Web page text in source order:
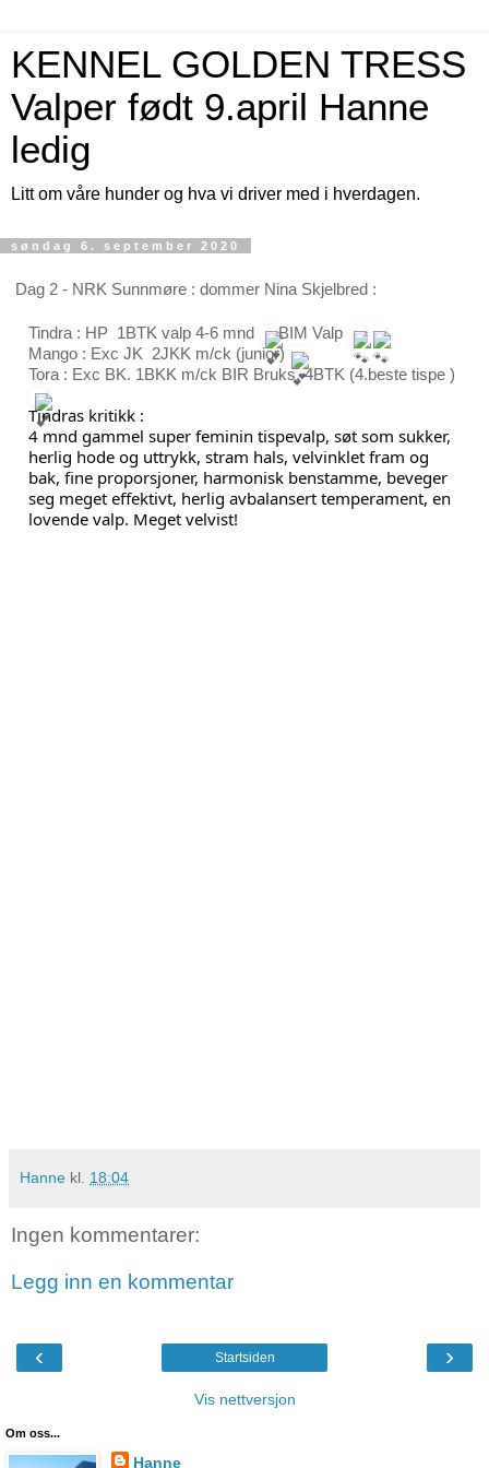
KENNEL GOLDEN TRESS
Valper født 9.april Hanne
ledig
Litt om våre hunder og hva vi driver med i hverdagen.
søndag 6. september 2020
Dag 2 - NRK Sunnmøre : dommer Nina Skjelbred :
Tindra : HP  1BTK valp 4-6 mnd
BIM Valp
Mango : Exc JK  2JKK m/ck (junior)
Tora : Exc BK. 1BKK m/ck BIR Bruks. 4BTK (4.beste tispe )
Tindras kritikk :
4 mnd gammel super feminin tispevalp, søt som sukker,
herlig hode og uttrykk, stram hals, velvinklet fram og
bak, fine proporsjoner, harmonisk benstamme, beveger
seg meget effektivt, herlig avbalansert temperament, en
lovende valp. Meget velvist!
Hanne kl. 18:04
Ingen kommentarer:
Legg inn en kommentar
‹ ›
Startsiden
Vis nettversjon
Om oss...
Hanne